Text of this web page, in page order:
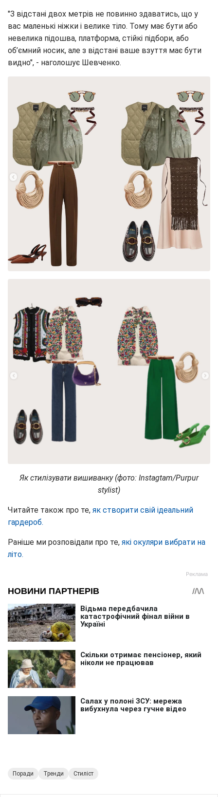
"З відстані двох метрів не повинно здаватись, що у
вас маленькі ніжки і велике тіло. Тому має бути або
невелика підошва, платформа, стійкі підбори, або
об’ємний носик, але з відстані ваше взуття має бути
видно", - наголошує Шевченко.
Як стилізувати вишиванку (фото: Instagtam/Purpur
stylist)
Читайте також про те, як створити свій ідеальний
гардероб.
Раніше ми розповідали про те, які окуляри вибрати на
літо.
Поради Тренди Стиліст